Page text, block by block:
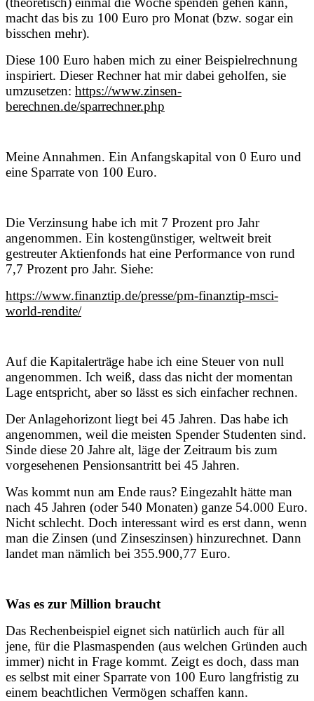
macht das bis zu 100 Euro pro Monat (bzw. sogar ein
bisschen mehr).
Diese 100 Euro haben mich zu einer Beispielrechnung
inspiriert. Dieser Rechner hat mir dabei geholfen, sie
umzusetzen: https://www.zinsen-
berechnen.de/sparrechner.php
Meine Annahmen. Ein Anfangskapital von 0 Euro und
eine Sparrate von 100 Euro.
Die Verzinsung habe ich mit 7 Prozent pro Jahr
angenommen. Ein kostengünstiger, weltweit breit
gestreuter Aktienfonds hat eine Performance von rund
7,7 Prozent pro Jahr. Siehe:
https://www.finanztip.de/presse/pm-finanztip-msci-
world-rendite/
Auf die Kapitalerträge habe ich eine Steuer von null
angenommen. Ich weiß, dass das nicht der momentan
Lage entspricht, aber so lässt es sich einfacher rechnen.
Der Anlagehorizont liegt bei 45 Jahren. Das habe ich
angenommen, weil die meisten Spender Studenten sind.
Sinde diese 20 Jahre alt, läge der Zeitraum bis zum
vorgesehenen Pensionsantritt bei 45 Jahren.
Was kommt nun am Ende raus? Eingezahlt hätte man
nach 45 Jahren (oder 540 Monaten) ganze 54.000 Euro.
Nicht schlecht. Doch interessant wird es erst dann, wenn
man die Zinsen (und Zinseszinsen) hinzurechnet. Dann
landet man nämlich bei 355.900,77 Euro.
Was es zur Million braucht
Das Rechenbeispiel eignet sich natürlich auch für all
jene, für die Plasmaspenden (aus welchen Gründen auch
immer) nicht in Frage kommt. Zeigt es doch, dass man
es selbst mit einer Sparrate von 100 Euro langfristig zu
einem beachtlichen Vermögen schaffen kann.